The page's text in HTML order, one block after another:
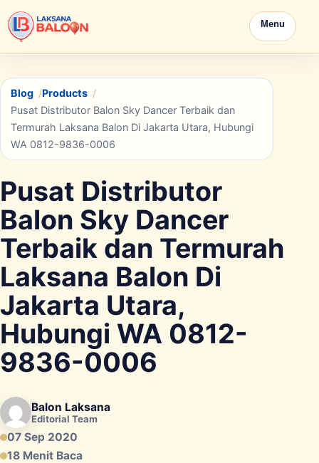
Menu
Blog
Products
Pusat Distributor Balon Sky Dancer Terbaik dan
Termurah Laksana Balon Di Jakarta Utara, Hubungi
WA 0812-9836-0006
Pusat Distributor
Balon Sky Dancer
Terbaik dan Termurah
Laksana Balon Di
Jakarta Utara,
Hubungi WA 0812-
9836-0006
Balon Laksana
Editorial Team
07 Sep 2020
18 Menit Baca